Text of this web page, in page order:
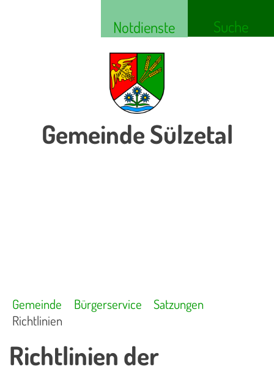
Notdienste Suche
Gemeinde Sülzetal
Gemeinde Bürgerservice
Satzungen
Richtlinien
Richtlinien der